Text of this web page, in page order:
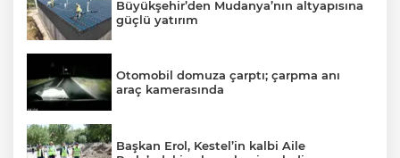
Büyükşehir’den Mudanya’nın altyapısına
güçlü yatırım
Otomobil domuza çarptı; çarpma anı
araç kamerasında
Başkan Erol, Kestel’in kalbi Aile